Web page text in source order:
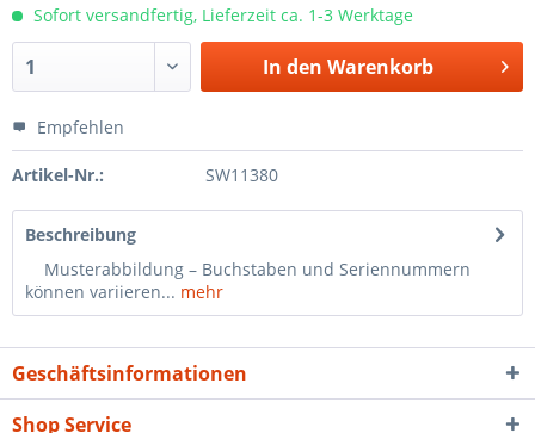
Sofort versandfertig, Lieferzeit ca. 1-3 Werktage
In den Warenkorb
Empfehlen
Artikel-Nr.: SW11380
Beschreibung
Musterabbildung – Buchstaben und Seriennummern
können variieren... mehr
Geschäftsinformationen
Shop Service